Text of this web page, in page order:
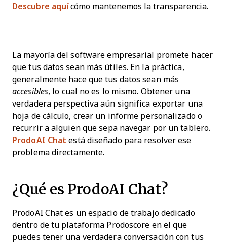
Descubre aquícómo mantenemos la transparencia.
La mayoría del software empresarial promete hacer
que tus datos sean más útiles. En la práctica,
generalmente hace que tus datos sean más
accesibles, lo cual no es lo mismo. Obtener una
verdadera perspectiva aún significa exportar una
hoja de cálculo, crear un informe personalizado o
recurrir a alguien que sepa navegar por un tablero.
ProdoAI Chat está diseñado para resolver ese
problema directamente.
¿Qué es ProdoAI Chat?
ProdoAI Chat es un espacio de trabajo dedicado
dentro de tu plataforma Prodoscore en el que
puedes tener una verdadera conversación con tus